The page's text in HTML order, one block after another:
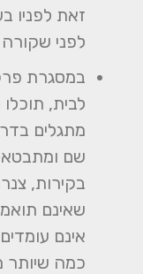
זאת לפניו
לפני
במסגרת
לבית, תוכלו
מתגלים
שם
בקירות,
שאינם
אינם
כמה שיותר